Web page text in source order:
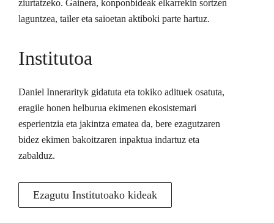
ziurtatzeko. Gainera, konponbideak elkarrekin sortzen
laguntzea, tailer eta saioetan aktiboki parte hartuz.
Institutoa
Daniel Innerarityk gidatuta eta tokiko adituek osatuta,
eragile honen helburua ekimenen ekosistemari
esperientzia eta jakintza ematea da, bere ezagutzaren
bidez ekimen bakoitzaren inpaktua indartuz eta
zabalduz.
Ezagutu Institutoako kideak